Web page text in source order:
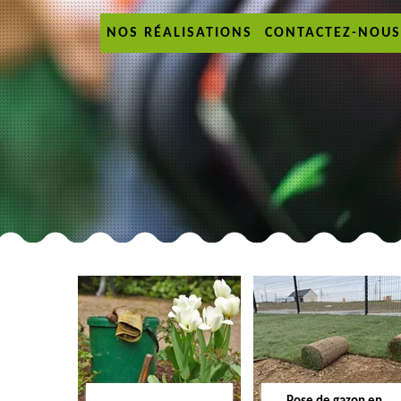
NOS RÉALISATIONS CONTACTEZ-